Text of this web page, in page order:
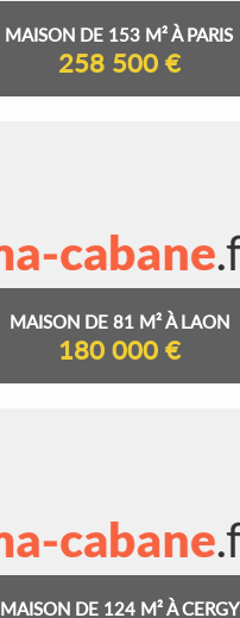
MAISON DE 153 M² À PARIS
258 500 €
MAISON DE 81 M² À LAON
180 000 €
MAISON DE 124 M² À CERGY